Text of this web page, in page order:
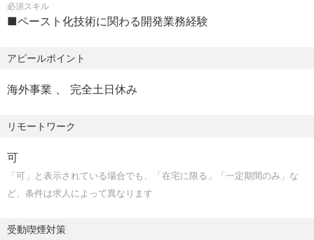
■キーワード
金属粉末、ニッケル、金、銀、銅など金属ペーストの知見
【勤務時間種別】標準労働時間
始業時刻：9時00分
休憩時間：1時間30 分
一日の労働時間；6時間 30分
完全週休二日制：土曜 日曜 祝日
その他夏期
年末年始
ＧＷ休暇有
リフレッシュ休暇
必須スキル
■ペースト化技術に関わる開発業務経験
アピールポイント
海外事業 完全土日休み
リモートワーク
可
「可」と表示されている場合でも、「在宅に限る」「一定期間のみ」な
ど、条件は求人によって異なります
受動喫煙対策